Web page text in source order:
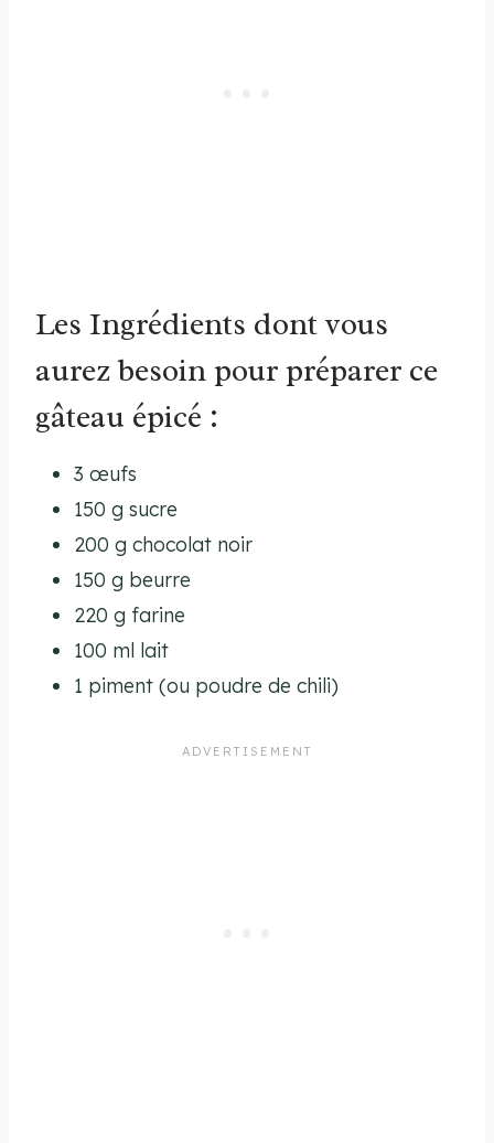
Les Ingrédients dont vous
aurez besoin pour préparer ce
gâteau épicé :
3 œufs
150 g sucre
200 g chocolat noir
150 g beurre
220 g farine
100 ml lait
1 piment (ou poudre de chili)